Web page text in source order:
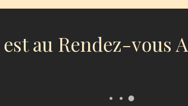
au Rendez-vous